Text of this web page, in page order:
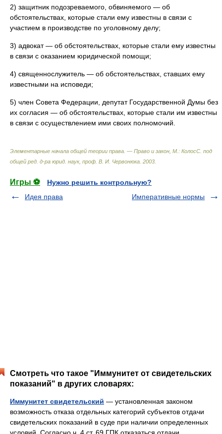
2) защитник подозреваемого, обвиняемого — об
обстоятельствах, которые стали ему известны в связи с
участием в производстве по уголовному делу;
3) адвокат — об обстоятельствах, которые стали ему известны
в связи с оказанием юридической помощи;
4) священнослужитель — об обстоятельствах, ставших ему
известными на исповеди;
5) член Совета Федерации, депутат Государственной Думы без
их согласия — об обстоятельствах, которые стали им известны
в связи с осуществлением ими своих полномочий.
Элементарные начала общей теории права. — Право и закон, М.: КолосС под
общей ред. д-ра юрид. наук, проф. В. И. Червонюка 2003
Игры ⚽
Нужно решить контрольную?
Идея права
Императивные нормы
Смотреть что такое "Иммунитет от свидетельских
показаний" в других словарях:
Иммунитет свидетельский — установленная законом
возможность отказа отдельных категорий субъектов отдачи
свидетельских показаний в суде при наличии определенных